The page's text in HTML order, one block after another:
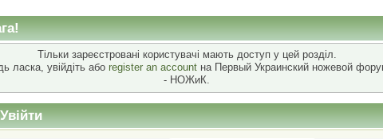
Тільки зареєстровані користувачі мають доступ у цей розділ.
ласка, увійдіть або register an account на Первый Украинский ножевой
- НОЖиК.